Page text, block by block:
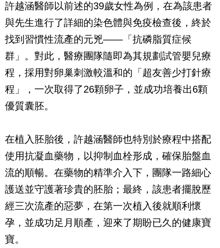
許越涵醫師以前述的39歲女性為例，在為該患者
與先生進行了詳細的染色體與免疫檢查後，終於
找到習慣性流產的元兇——「抗磷脂質症候
群」。對此，醫療團隊隨即為其規劃試管嬰兒療
程，採用對卵巢刺激較溫和的「超友善少打針療
程」，一次取得了26顆卵子，並成功培養出6顆
優質囊胚。
在植入胚胎後，許越涵醫師也特別於療程中搭配
使用抗凝血藥物，以抑制血栓形成，確保胎盤血
流的順暢。在藥物的精準介入下，團隊一路細心
護送並守護著珍貴的胚胎；最終，該患者擺脫歷
經三次流產的惡夢，在第一次植入後就順利懷
孕，並成功足月順產，迎來了期盼已久的健康寶
寶。